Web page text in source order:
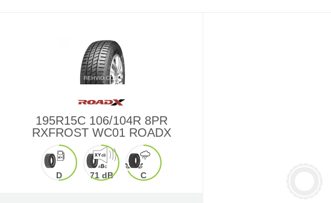
195R15C 106/104R 8PR
RXFROST WC01 ROADX
D 71 dB C